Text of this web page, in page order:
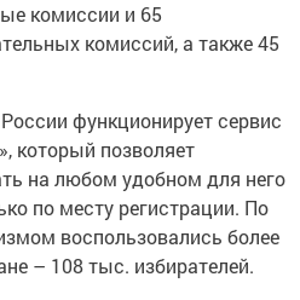
комиссии и 65
комиссий, а также 45
функционирует сервис
который позволяет
на любом удобном для него
по месту регистрации. По
воспользовались более
– 108 тыс. избирателей.